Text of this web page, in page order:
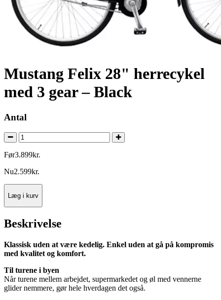
Mustang Felix 28" herrecykel
med 3 gear – Black
Antal
Før3.899kr.
Nu2.599kr.
Læg i kurv
Beskrivelse
Klassisk uden at være kedelig. Enkel uden at gå på kompromis
med kvalitet og komfort.
Til turene i byen
Når turene mellem arbejdet, supermarkedet og øl med vennerne
glider nemmere, gør hele hverdagen det også.